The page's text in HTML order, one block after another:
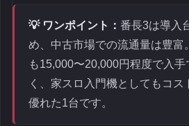
💡 ワンポイント： 番長3は導入
め、中古市場での流通量は豊富
も15,000〜20,000円程度で入
く、家スロ入門機としてもコス
優れた1台です。